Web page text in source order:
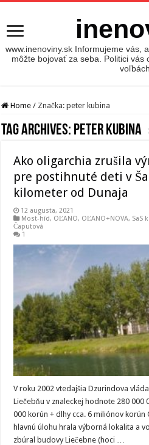
www.inenoviny.sk Informujeme vás,
môžte bojovať za seba. Politici vás
voľbách.
Home / Značka:peter kubina
Tag Archives: peter kubina
Ako oligarchia zrušila
pre postihnuté deti v
kilometer od Dunaja
12 augusta, 2021
Most-híd, OĽANO, OĽANO+NOVA, SaS
Čaputová
1
V roku 2002 vtedajšia Dzurindova
Liečebňu v znaleckej hodnote 280 000
000 korún + dlhy cca. 6 miliónov korún
hlavnú úlohu hrala výborná lokalita a
zbúral budovy Liečebne (hoci …